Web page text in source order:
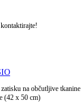
na občutljive tkanine
(42 x 50 cm)